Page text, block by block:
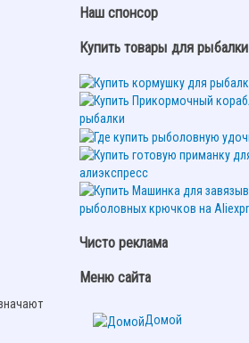
Наш спонсор
Купить товары для рыбалки
Чисто реклама
Меню сайта
Домой